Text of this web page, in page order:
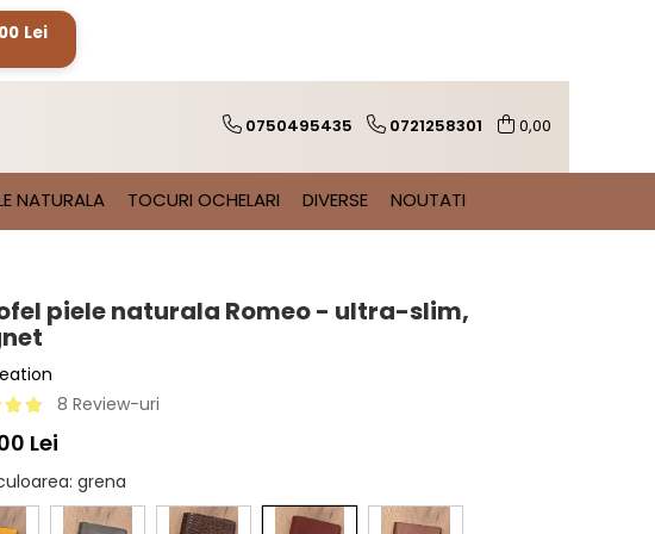
Lei
0750495435 0721258301 0,00
NATURALA TOCURI OCHELARI DIVERSE NOUTATI
piele naturala Romeo - ultra-slim,
8 Review-uri
Lei
: grena